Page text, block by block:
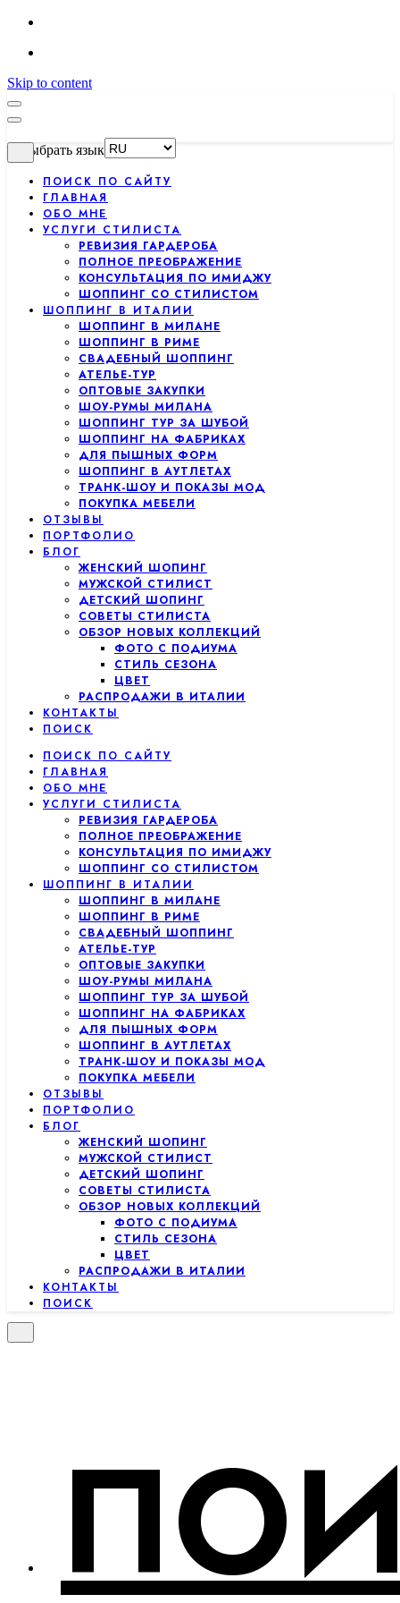
Skip to content
Выбрать язык
ПОИСК ПО САЙТУ
ГЛАВНАЯ
ОБО МНЕ
УСЛУГИ СТИЛИСТА
РЕВИЗИЯ ГАРДЕРОБА
ПОЛНОЕ ПРЕОБРАЖЕНИЕ
КОНСУЛЬТАЦИЯ ПО ИМИДЖУ
ШОППИНГ СО СТИЛИСТОМ
ШОППИНГ В ИТАЛИИ
ШОППИНГ В МИЛАНЕ
ШОППИНГ В РИМЕ
СВАДЕБНЫЙ ШОППИНГ
АТЕЛЬЕ-ТУР
ОПТОВЫЕ ЗАКУПКИ
ШОУ-РУМЫ МИЛАНА
ШОППИНГ ТУР ЗА ШУБОЙ
ШОППИНГ НА ФАБРИКАХ
ДЛЯ ПЫШНЫХ ФОРМ
ШОППИНГ В АУТЛЕТАХ
ТРАНК-ШОУ И ПОКАЗЫ МОД
ПОКУПКА МЕБЕЛИ
ОТЗЫВЫ
ПОРТФОЛИО
БЛОГ
ЖЕНСКИЙ ШОПИНГ
МУЖСКОЙ СТИЛИСТ
ДЕТСКИЙ ШОПИНГ
СОВЕТЫ СТИЛИСТА
ОБЗОР НОВЫХ КОЛЛЕКЦИЙ
ФОТО С ПОДИУМА
СТИЛЬ СЕЗОНА
ЦВЕТ
РАСПРОДАЖИ В ИТАЛИИ
КОНТАКТЫ
ПОИСК
ПОИСК ПО САЙТУ
ГЛАВНАЯ
ОБО МНЕ
УСЛУГИ СТИЛИСТА
РЕВИЗИЯ ГАРДЕРОБА
ПОЛНОЕ ПРЕОБРАЖЕНИЕ
КОНСУЛЬТАЦИЯ ПО ИМИДЖУ
ШОППИНГ СО СТИЛИСТОМ
ШОППИНГ В ИТАЛИИ
ШОППИНГ В МИЛАНЕ
ШОППИНГ В РИМЕ
СВАДЕБНЫЙ ШОППИНГ
АТЕЛЬЕ-ТУР
ОПТОВЫЕ ЗАКУПКИ
ШОУ-РУМЫ МИЛАНА
ШОППИНГ ТУР ЗА ШУБОЙ
ШОППИНГ НА ФАБРИКАХ
ДЛЯ ПЫШНЫХ ФОРМ
ШОППИНГ В АУТЛЕТАХ
ТРАНК-ШОУ И ПОКАЗЫ МОД
ПОКУПКА МЕБЕЛИ
ОТЗЫВЫ
ПОРТФОЛИО
БЛОГ
ЖЕНСКИЙ ШОПИНГ
МУЖСКОЙ СТИЛИСТ
ДЕТСКИЙ ШОПИНГ
СОВЕТЫ СТИЛИСТА
ОБЗОР НОВЫХ КОЛЛЕКЦИЙ
ФОТО С ПОДИУМА
СТИЛЬ СЕЗОНА
ЦВЕТ
РАСПРОДАЖИ В ИТАЛИИ
КОНТАКТЫ
ПОИСК